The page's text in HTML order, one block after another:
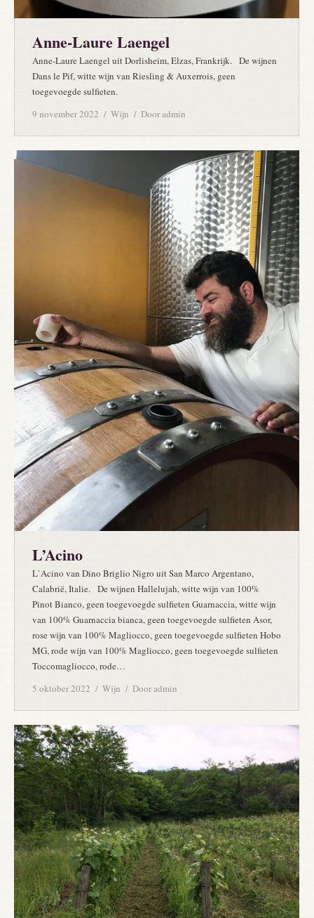
Anne-Laure Laengel
Anne-Laure Laengel uit Dorlisheim, Elzas, Frankrijk. De wijnen
Dans le Pif, witte wijn van Riesling & Auxerrois, geen
toegevoegde sulfieten.
9 november 2022
Wijn Dooradmin
L’Acino
L`Acino van Dino Briglio Nigro uit San Marco Argentano,
Calabrië, Italie. De wijnen Hallelujah, witte wijn van 100%
Pinot Bianco, geen toegevoegde sulfieten Guarnaccia, witte wijn
van 100% Guarnaccia bianca, geen toegevoegde sulfieten Asor,
rose wijn van 100% Magliocco, geen toegevoegde sulfieten Hobo
MG, rode wijn van 100% Magliocco, geen toegevoegde sulfieten
Toccomagliocco, rode…
5 oktober 2022
Wijn Dooradmin